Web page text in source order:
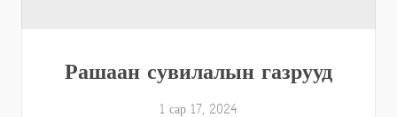
Рашаан сувилалын газрууд
1 сар 17, 2024